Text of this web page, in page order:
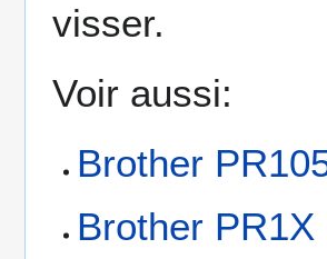
visser.
Voir aussi:
Brother
Brother PR1X